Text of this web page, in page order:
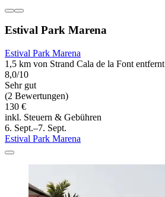
Estival Park Marena
Estival Park Marena
1,5 km von Strand Cala de la Font entfernt
8,0/10
Sehr gut
(2 Bewertungen)
130 €
inkl. Steuern & Gebühren
6. Sept.–7. Sept.
Estival Park Marena